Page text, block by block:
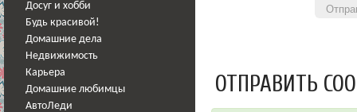
Досуг и хобби
Будь красивой!
Домашние дела
Недвижимость
Карьера
Домашние любимцы
АвтоЛеди
ОТПРАВИТЬ